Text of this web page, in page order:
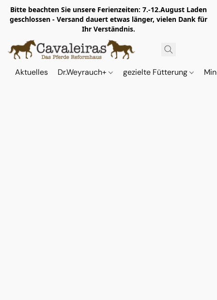
Bitte beachten Sie unsere Ferienzeiten: 7.-12.August Laden
geschlossen - Versand dauert etwas länger, vielen Dank für
Ihr Verständnis.
Aktuelles Dr.Weyrauch+ gezielte Fütterung